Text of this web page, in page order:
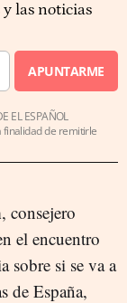
las noticias
APUNTARME
EL ESPAÑOL
finalidad de remitirle
, consejero
el encuentro
sobre si se va a
de España,